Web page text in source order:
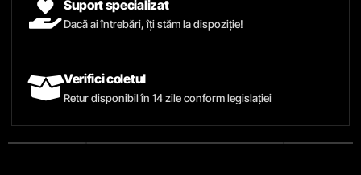
Suport specializat
Dacă ai întrebări, îți stăm la dispoziție!
Verifici coletul
Retur disponibil în 14 zile conform legislației